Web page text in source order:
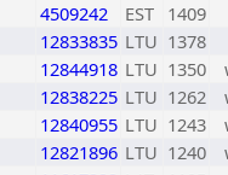
4509242 EST 1409
12833835 LTU 1378
12844918 LTU 1350
12838225 LTU 1262
12840955 LTU 1243
12821896 LTU 1240